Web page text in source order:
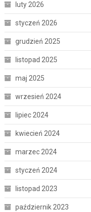
luty 2026
styczeń 2026
grudzień 2025
listopad 2025
maj 2025
wrzesień 2024
lipiec 2024
kwiecień 2024
marzec 2024
styczeń 2024
listopad 2023
październik 2023